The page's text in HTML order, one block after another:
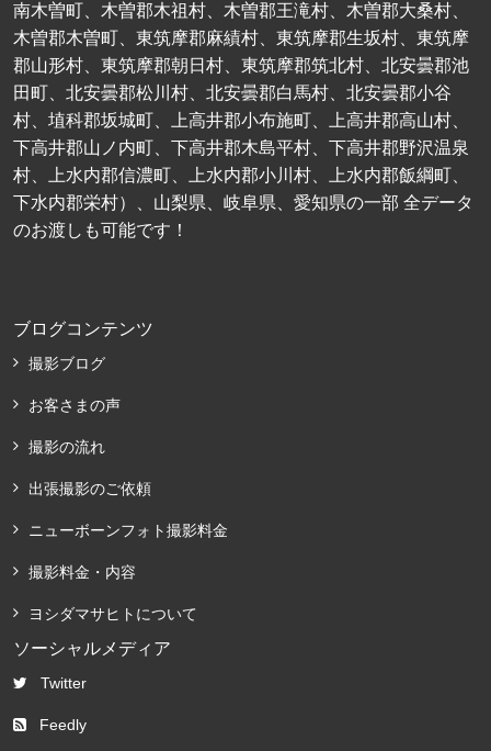
南木曽町、木曽郡木祖村、木曽郡王滝村、木曽郡大桑村、
木曽郡木曽町、東筑摩郡麻績村、東筑摩郡生坂村、東筑摩
郡山形村、東筑摩郡朝日村、東筑摩郡筑北村、北安曇郡池
田町、北安曇郡松川村、北安曇郡白馬村、北安曇郡小谷
村、埴科郡坂城町、上高井郡小布施町、上高井郡高山村、
下高井郡山ノ内町、下高井郡木島平村、下高井郡野沢温泉
村、上水内郡信濃町、上水内郡小川村、上水内郡飯綱町、
下水内郡栄村）、山梨県、岐阜県、愛知県の一部 全データ
のお渡しも可能です！
ブログコンテンツ
撮影ブログ
お客さまの声
撮影の流れ
出張撮影のご依頼
ニューボーンフォト撮影料金
撮影料金・内容
ヨシダマサヒトについて
ソーシャルメディア
Twitter
Feedly